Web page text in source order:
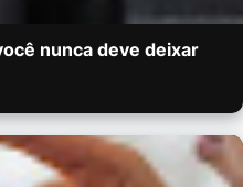
nunca deve deixar